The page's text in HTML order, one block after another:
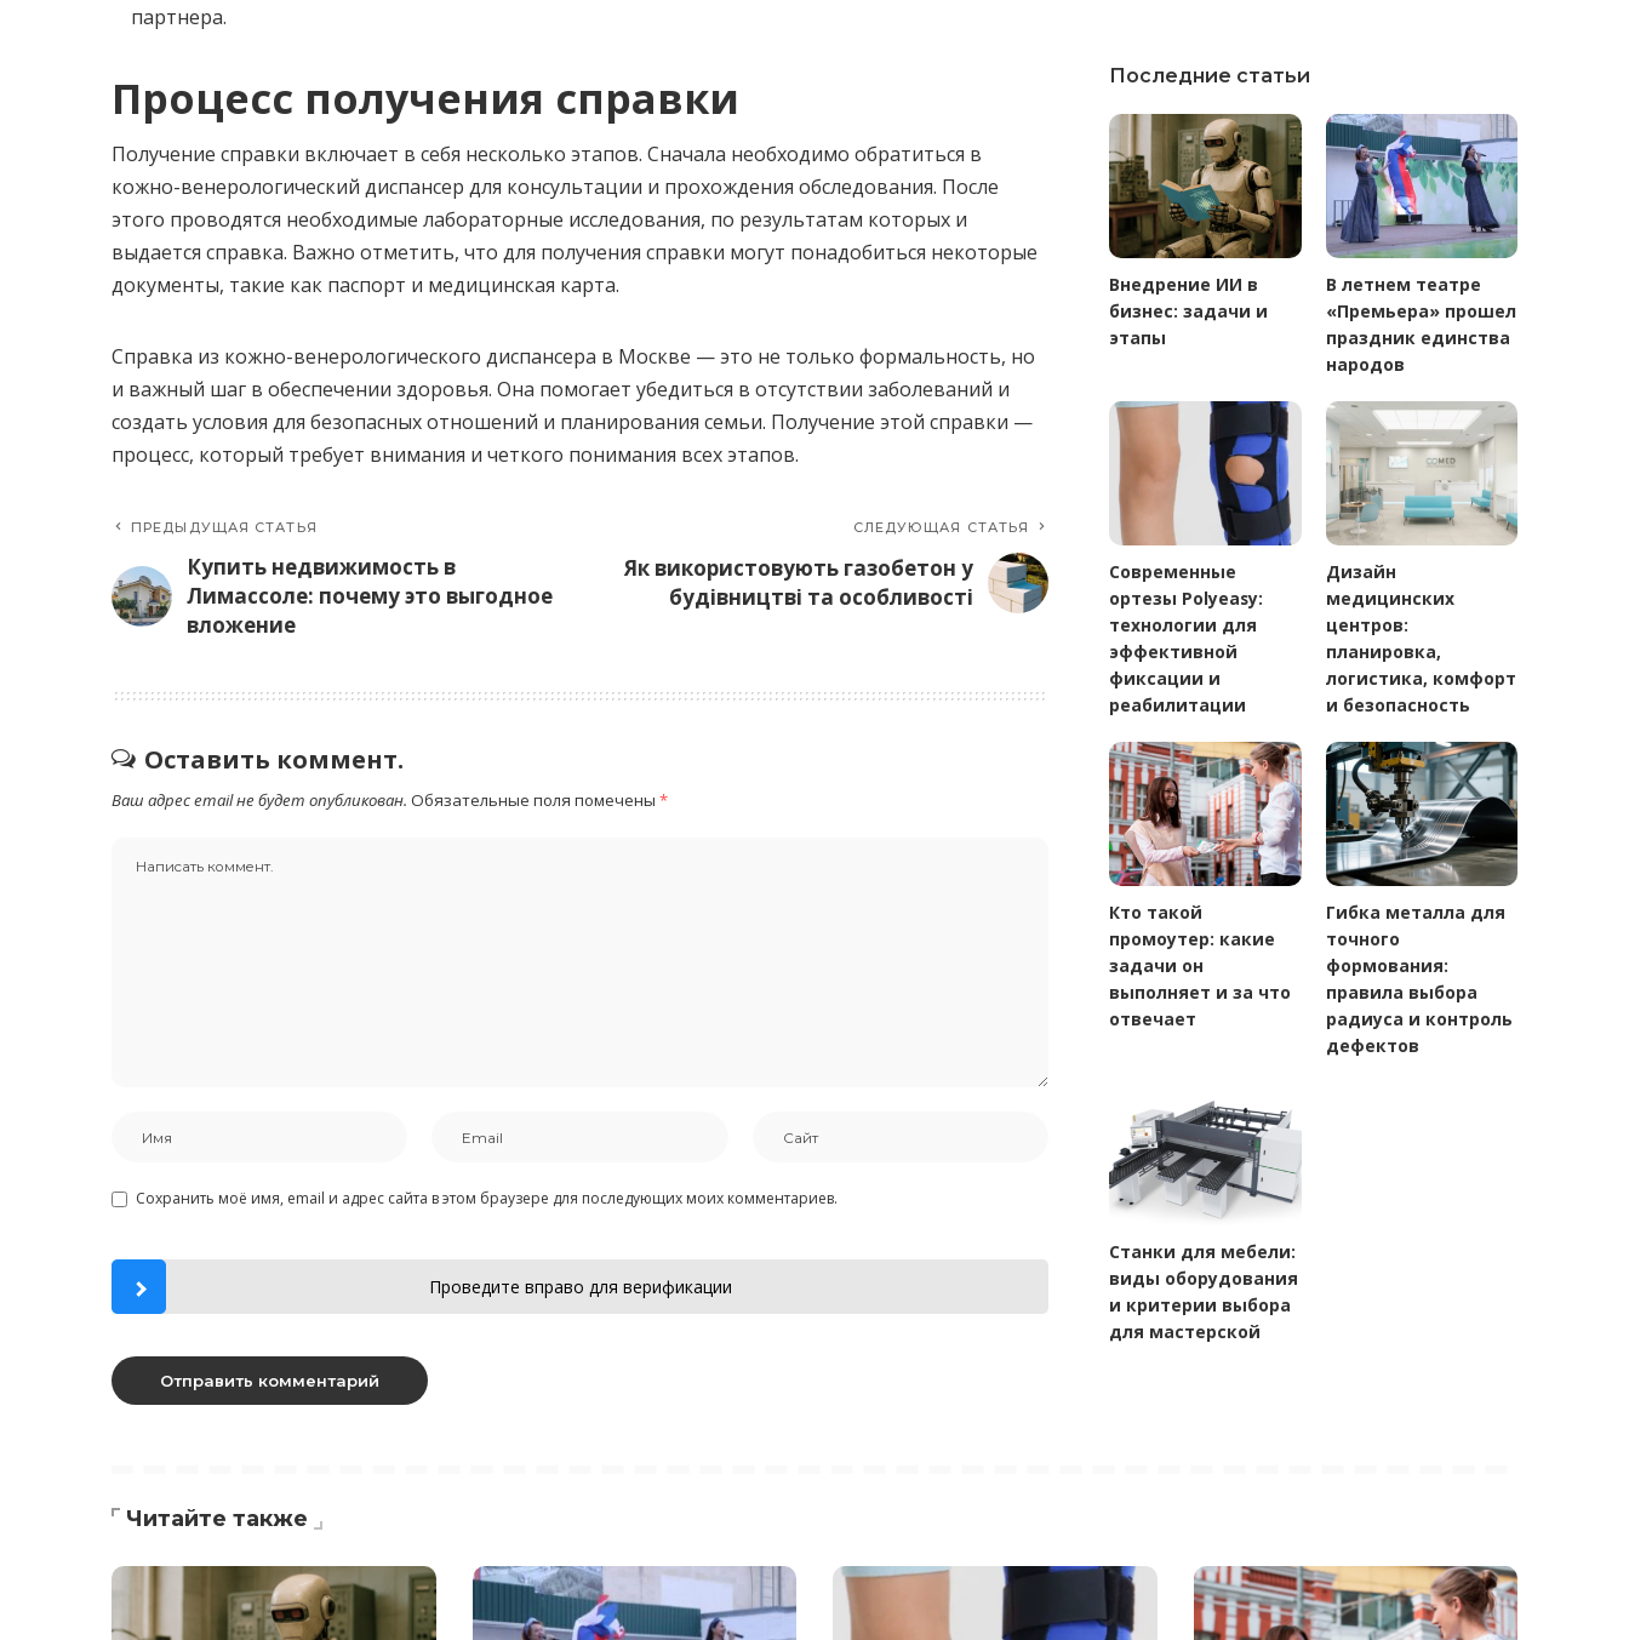
партнера.
Процесс получения справки
Получение справки включает в себя несколько этапов. Сначала необходимо обратиться в
кожно-венерологический диспансер для консультации и прохождения обследования. После
этого проводятся необходимые лабораторные исследования, по результатам которых и
выдается справка. Важно отметить, что для получения справки могут понадобиться некоторые
документы, такие как паспорт и медицинская карта.
Справка из кожно-венерологического диспансера в Москве — это не только формальность, но
и важный шаг в обеспечении здоровья. Она помогает убедиться в отсутствии заболеваний и
создать условия для безопасных отношений и планирования семьи. Получение этой справки —
процесс, который требует внимания и четкого понимания всех этапов.
ПРЕДЫДУЩАЯ СТАТЬЯ
Купить недвижимость в
Лимассоле: почему это выгодное
вложение
СЛЕДУЮЩАЯ СТАТЬЯ
Як використовують газобетон у
будівництві та особливості
Оставить коммент.
Ваш адрес email не будет опубликован. Обязательные поля помечены *
Сохранить моё имя, email и адрес сайта в этом браузере для последующих моих комментариев.
Проведите вправо для верификации
Последние статьи
Внедрение ИИ в
бизнес: задачи и
этапы
В летнем театре
«Премьера» прошел
праздник единства
народов
Современные
ортезы Polyeasy:
технологии для
эффективной
фиксации и
реабилитации
Дизайн
медицинских
центров:
планировка,
логистика, комфорт
и безопасность
Кто такой
промоутер: какие
задачи он
выполняет и за что
отвечает
Гибка металла для
точного
формования:
правила выбора
радиуса и контроль
дефектов
Станки для мебели:
виды оборудования
и критерии выбора
для мастерской
Читайте также